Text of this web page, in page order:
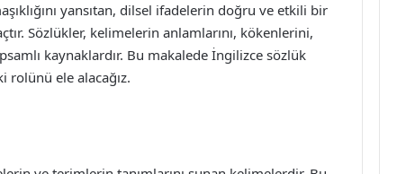
yansıtan, dilsel ifadelerin doğru ve etkili bir
Sözlükler, kelimelerin anlamlarını, kökenlerini,
kaynaklardır. Bu makalede İngilizce sözlük
ele alacağız.